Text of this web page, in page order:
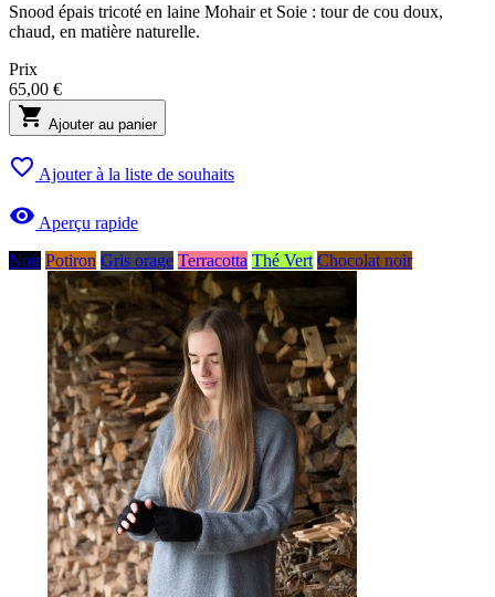
Snood épais tricoté en laine Mohair et Soie : tour de cou doux,
chaud, en matière naturelle.
Prix
65,00 €
 Ajouter au panier
 Ajouter à la liste de souhaits
 Aperçu rapide
Noir Potiron Gris orage Terracotta Thé Vert Chocolat noir